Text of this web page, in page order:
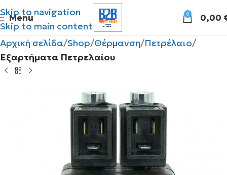
Skip to navigation
Skip to main content
Menu 0 0,00
Αρχική σελίδα Shop Θέρμανση Πετρέλαιο
Εξαρτήματα Πετρελαίου